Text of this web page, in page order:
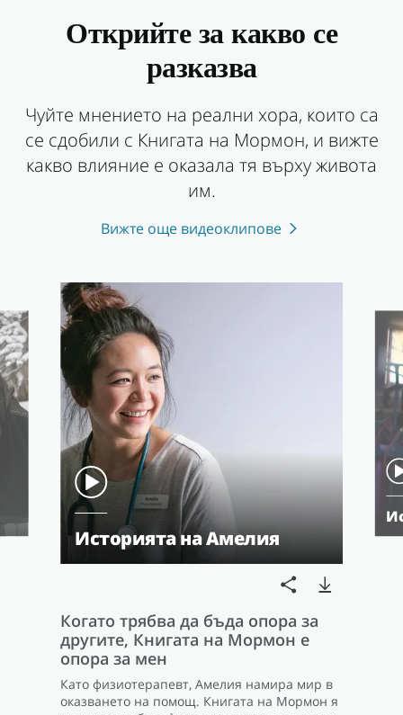
Открийте за какво се
разказва
Чуйте мнението на реални хора, които са
се сдобили с Книгата на Мормон, и вижте
какво влияние е оказала тя върху живота
им.
Вижте още видеоклипове
Историята на Амелия
Когато трябва да бъда опора за
другите, Книгата на Мормон е
опора за мен
Като физиотерапевт, Амелия намира мир в
оказването на помощ. Книгата на Мормон я